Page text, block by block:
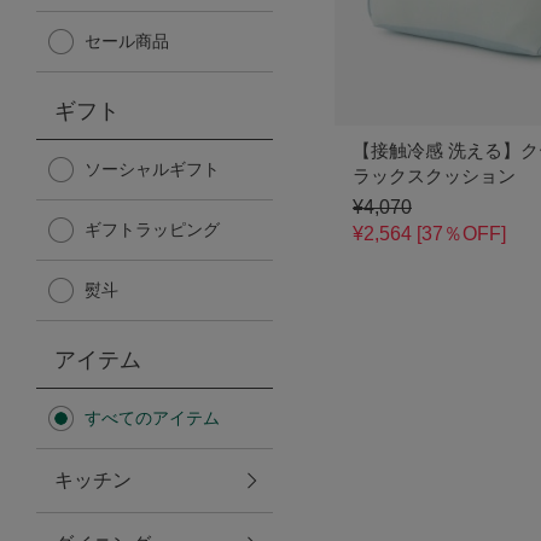
Afternoon Tea TEAROOM
日傘
保冷バッグ
無重力シリーズ
セール商品
ギフト
ソーシャルギフト
ギフトラッピング
熨斗
アイテム
すべてのアイテム
キッチン
【接触冷感 洗える】
ラックスクッション
¥4,070
¥2,564 [37％OFF]